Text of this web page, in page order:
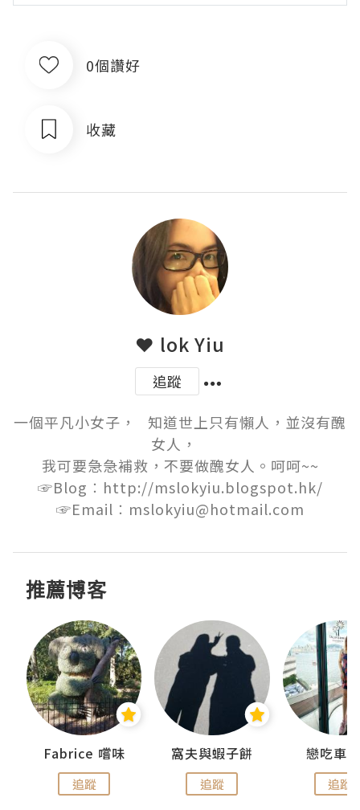
0個讚好
收藏
❤ lok Yiu
追蹤
一個平凡小女子，   知道世上只有懶人，並沒有醜
女人，
我可要急急補救，不要做醜女人。呵呵~~
☞Blog︰http://mslokyiu.blogspot.hk/
☞Email︰mslokyiu@hotmail.com
推薦博客
Fabrice 嚐味
追蹤
窩夫與蝦子餅
追蹤
戀吃車
追蹤